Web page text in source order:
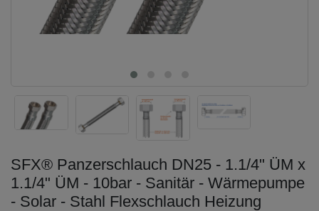
SFX® Panzerschlauch DN25 - 1.1/4" ÜM x
1.1/4" ÜM - 10bar - Sanitär - Wärmepumpe
- Solar - Stahl Flexschlauch Heizung